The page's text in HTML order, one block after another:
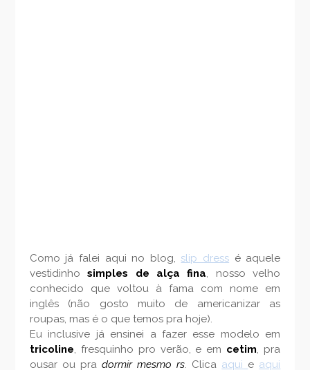
Como já falei aqui no blog,slip dress é aquele
vestidinhosimples de alça fina, nosso velho
conhecido que voltou à fama com nome em
inglês (não gosto muito de americanizar as
roupas, mas é o que temos pra hoje).
Eu inclusive já ensinei a fazer esse modelo em
tricoline, fresquinho pro verão, e em cetim, pra
ousar ou pra dormir mesmo rs. Clica aqui e aqui